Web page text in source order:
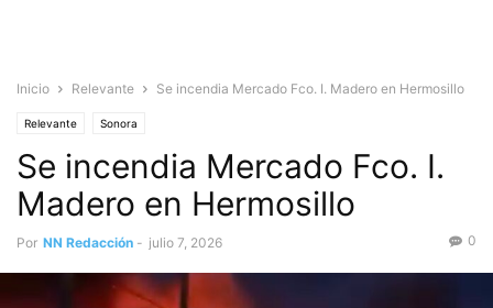
Inicio Relevante Se incendia Mercado Fco. I. Madero en Hermosillo
Relevante Sonora
Se incendia Mercado Fco. I.
Madero en Hermosillo
Por NN Redacción - julio 7, 2026 0